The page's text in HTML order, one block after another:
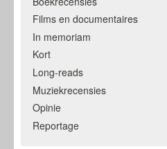
Films en documentaires
In memoriam
Kort
Long-reads
Muziekrecensies
Opinie
Reportage